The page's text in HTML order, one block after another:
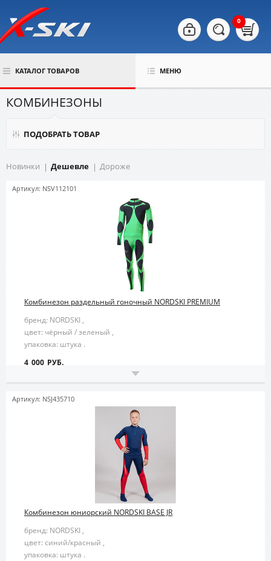
0
КАТАЛОГ ТОВАРОВ МЕНЮ
КОМБИНЕЗОНЫ
ПОДОБРАТЬ ТОВАР
Новинки Дешевле Дороже
Артикул: NSV112101
Комбинезон раздельный гоночный NORDSKI PREMIUM
бренд: NORDSKI ,
цвет: чёрный / зеленый ,
упаковка: штука .
4 000 РУБ.
Артикул: NSJ435710
Комбинезон юниорский NORDSKI BASE JR
бренд: NORDSKI ,
цвет: синий/красный ,
упаковка: штука .